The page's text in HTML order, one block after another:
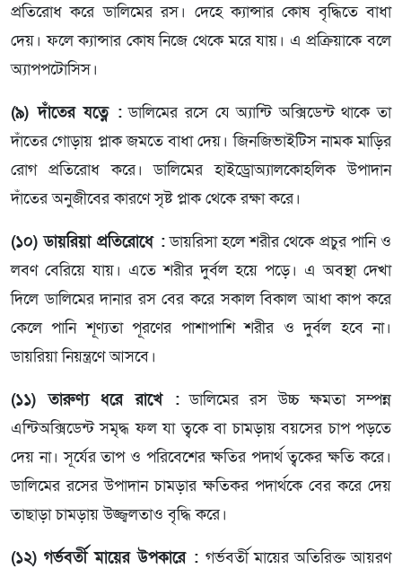
প্রতিরোধ করে ডালিমের রস। দেহে ক্যান্সার কোষ বৃদ্ধিতে বাধা
দেয়। ফলে ক্যান্সার কোষ নিজে থেকে মরে যায়। এ প্রক্রিয়াকে বলে
অ্যাপপটোসিস।
(৯) দাঁতের যত্নে :ডালিমের রসে যে অ্যান্টি অক্সিডেন্ট থাকে তা
দাঁতের গোড়ায় প্লাক জমতে বাধা দেয়। জিনজিভাইটিস নামক মাড়ির
রোগ প্রতিরোধ করে। ডালিমের হাইড্রোঅ্যালকোহলিক উপাদান
দাঁতের অনুজীবের কারণে সৃষ্ট প্লাক থেকে রক্ষা করে।
(১০) ডায়রিয়া প্রতিরোধে :ডায়রিসা হলে শরীর থেকে প্রচুর পানি ও
লবণ বেরিয়ে যায়। এতে শরীর দুর্বল হয়ে পড়ে। এ অবস্থা দেখা
দিলে ডালিমের দানার রস বের করে সকাল বিকাল আধা কাপ করে
কেলে পানি শূণ্যতা পূরণের পাশাপাশি শরীর ও দুর্বল হবে না।
ডায়রিয়া নিয়ন্ত্রণে আসবে।
(১১) তারুণ্য ধরে রাখে :ডালিমের রস উচ্চ ক্ষমতা সম্পন্ন
এন্টিঅক্সিডেন্ট সমৃদ্ধ ফল যা ত্বকে বা চামড়ায় বয়সের চাপ পড়তে
দেয় না। সূর্যের তাপ ও পরিবেশের ক্ষতির পদার্থ ত্বকের ক্ষতি করে।
ডালিমের রসের উপাদান চামড়ার ক্ষতিকর পদার্থকে বের করে দেয়
তাছাড়া চামড়ায় উজ্জ্বলতাও বৃদ্ধি করে।
(১২) গর্ভবর্তী মায়ের উপকারে : গর্ভবর্তী মায়ের অতিরিক্ত আয়রণ